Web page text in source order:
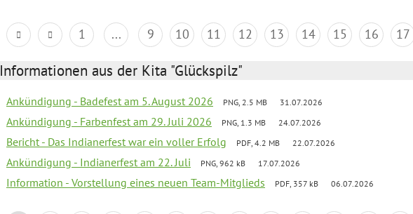
1 ... 9 10 11 12 13 14 15 16 17
Informationen aus der Kita "Glückspilz"
Ankündigung - Badefest am 5. August 2026 PNG, 2.5 MB 31.07.2026
Ankündigung - Farbenfest am 29. Juli 2026 PNG, 1.3 MB 24.07.2026
Bericht - Das Indianerfest war ein voller Erfolg PDF, 4.2 MB 22.07.2026
Ankündigung - Indianerfest am 22. Juli PNG, 962 kB 17.07.2026
Information - Vorstellung eines neuen Team-Mitglieds PDF, 357 kB 06.07.2026